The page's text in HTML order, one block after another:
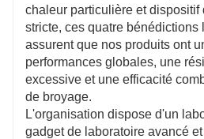
chaleur particulière et dispositif
stricte, ces quatre bénédictions
assurent que nos produits ont
performances globales, une
excessive et une efficacité
de broyage.
L'organisation dispose d'un
gadget de laboratoire avancé